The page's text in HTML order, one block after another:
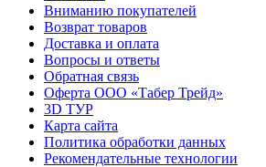
Вниманию покупателей
Возврат товаров
Доставка и оплата
Вопросы и ответы
Обратная связь
Оферта ООО «Табер Трейд»
3D ТУР
Карта сайта
Политика обработки данных
Рекомендательные технологии